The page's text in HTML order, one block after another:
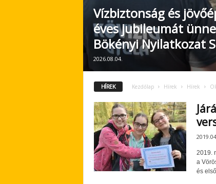
Vízbiztonság és
éves jubileumát
Bökényi Nyilatkozat
2026.08.04.
HÍREK Kezdőlap Hírek Hírek
2019.
a
és